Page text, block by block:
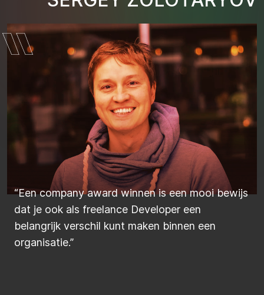
“Een company award winnen is een mooi bewijs
dat je ook als freelance Developer een
belangrijk verschil kunt maken binnen een
organisatie.”